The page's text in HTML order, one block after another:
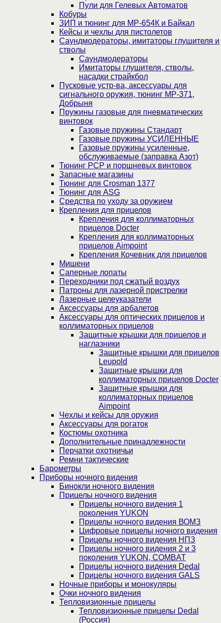
Пули для Гелевых Автоматов
Кобуры
ЗИП и тюнинг для МР-654К и Байкал
Кейсы и чехлы для пистолетов
Саундмодераторы, имитаторы глушителя и
стволы
Саундмодераторы
Имитаторы глушителя, стволы,
насадки страйкбол
Пусковые устр-ва, аксессуары для
сигнального оружия, тюнинг МР-371,
Добрыня
Пружины газовые для пневматических
винтовок
Газовые пружины Стандарт
Газовые пружины УСИЛЕННЫЕ
Газовые пружины усиленные,
обслуживаемые (заправка Азот)
Тюнинг PCP и поршневых винтовок
Запасные магазины
Тюнинг для Crosman 1377
Тюнинг для ASG
Средства по уходу за оружием
Крепления для прицелов
Крепления для коллиматорных
прицелов Docter
Крепления для коллиматорных
прицелов Aimpoint
Крепления Кочевник для прицелов
Мишени
Саперные лопаты
Переходники под сжатый воздух
Патроны для лазерной пристрелки
Лазерные целеуказатели
Аксессуары для арбалетов
Аксессуары для оптических прицелов и
коллиматорных прицелов
Защитные крышки для прицелов и
наглазники
Защитные крышки для прицелов
Leupold
Защитные крышки для
коллиматорных прицелов Docter
Защитные крышки для
коллиматорных прицелов
Aimpoint
Чехлы и кейсы для оружия
Аксессуары для рогаток
Костюмы охотника
Дополнительные принадлежности
Перчатки охотничьи
Ремни тактические
Барометры
Приборы ночного видения
Бинокли ночного видения
Прицелы ночного видения
Прицелы ночного видения 1
поколения YUKON
Прицелы ночного видения ВОМЗ
Цифровые прицелы ночного видения
Прицелы ночного видения НПЗ
Прицелы ночного видения 2 и 3
поколения YUKON, COMBAT
Прицелы ночного видения Dedal
Прицелы ночного видения GALS
Ночные приборы и монокуляры
Очки ночного видения
Тепловизионные прицелы
Тепловизионные прицелы Dedal
(Россия)